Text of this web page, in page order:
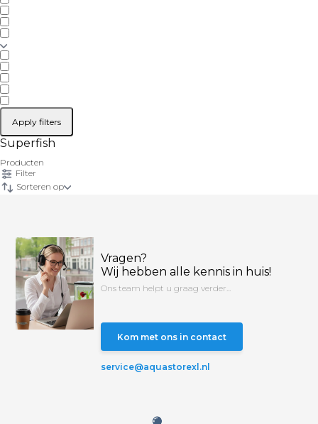
Apply filters
Superfish
Producten
Filter
Sorteren op
Vragen?
Wij hebben alle kennis in huis!
Ons team helpt u graag verder...
Kom met ons in contact
service@aquastorexl.nl